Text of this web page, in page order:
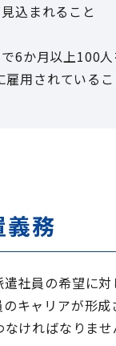
込まれること
6か月以上100
用されている
務
社員の希望に
キャリアが形
ければなりませ